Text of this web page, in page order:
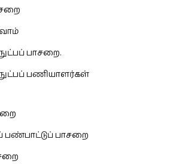
பாசறை.
பணியாளர்கள்
பாசறை